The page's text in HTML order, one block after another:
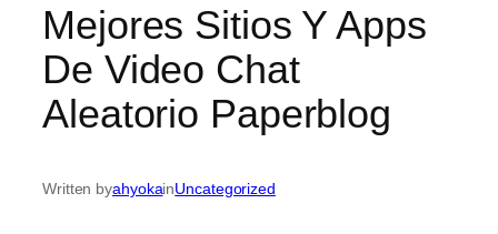
Mejores Sitios Y Apps
De Video Chat
Aleatorio Paperblog
Written byahyokainUncategorized